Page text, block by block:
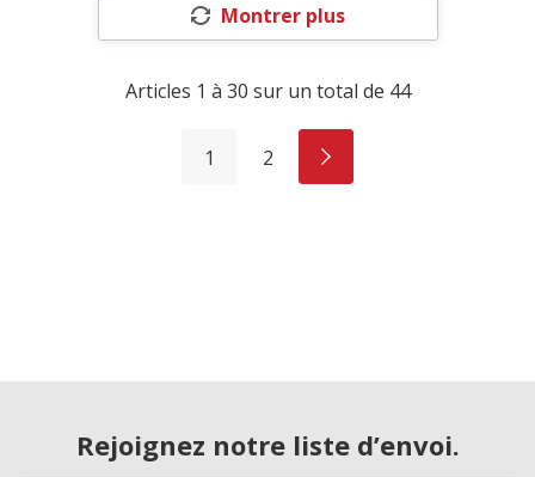
Montrer plus
Articles 1 à 30 sur un total de 44
1 2
Rejoignez notre liste d’envoi.